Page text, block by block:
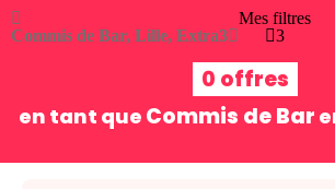
Commis de Bar, Lille, Extra3
Mes filtres
3
0 offres
en tant que Commis de Bar